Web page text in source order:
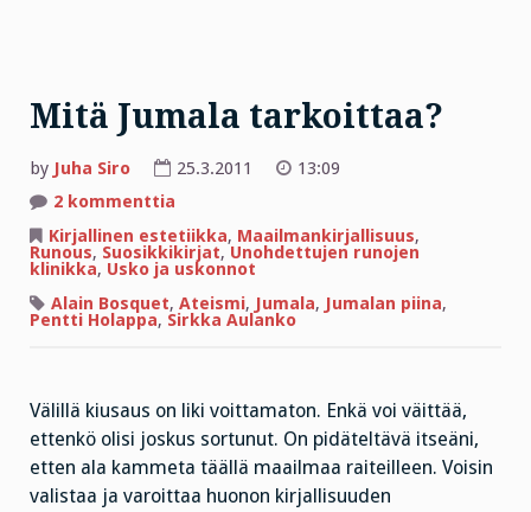
Mitä Jumala tarkoittaa?
by Juha Siro 25.3.2011
13:09
2 kommenttia
Jumala
tarkoittaa?
Kirjallinen estetiikka, Maailmankirjallisuus,
Runous, Suosikkikirjat, Unohdettujen runojen
klinikka, Usko ja uskonnot
Alain Bosquet, Ateismi, Jumala, Jumalan piina,
Pentti Holappa, Sirkka Aulanko
Välillä kiusaus on liki voittamaton. Enkä voi väittää,
ettenkö olisi joskus sortunut. On pidäteltävä itseäni,
etten ala kammeta täällä maailmaa raiteilleen. Voisin
valistaa ja varoittaa huonon kirjallisuuden